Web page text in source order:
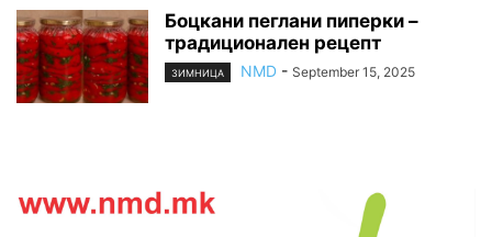
Боцкани пеглани пиперки –
традиционален рецепт
ЗИМНИЦА NMD - September 15, 2025